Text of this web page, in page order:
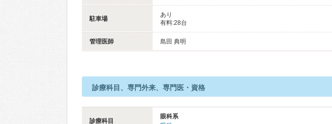
駐車場
あり
有料:28台
管理医師 島田 典明
診療科目、専門外来、専門医・資格
診療科目
眼科系